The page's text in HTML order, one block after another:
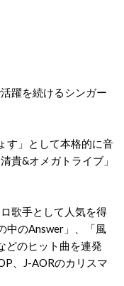
躍を続けるシンガー
す」として本格的に音
貴&オメガトライブ」
歌手として人気を得
中のAnswer」、「風
どのヒット曲を連発
、J-AORのカリスマ